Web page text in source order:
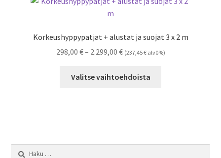
Voit
tuotteen
sivulla.
Korkeushyppypatjat + alustat ja suojat 3 x 2 m
298,00 €– 2.299,00 €Hintaluokka:
-
(237,45€alv0%)
Valitse vaihtoehdoista
tehdä